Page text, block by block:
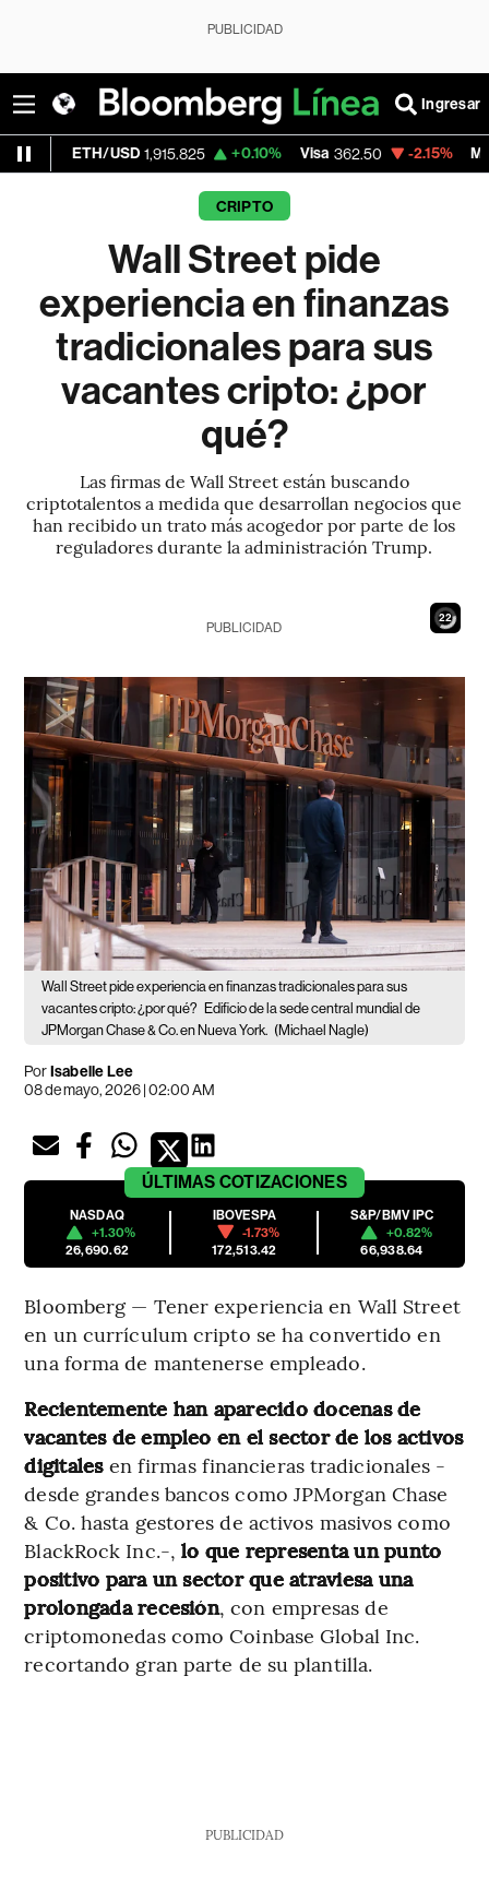
PUBLICIDAD
Ingresar
1,915.825 +0.10% Visa 362.50 -2.15% MercadoLibre
CRIPTO
Wall Street pide
experiencia en finanzas
tradicionales para sus
vacantes cripto: ¿por
qué?
Las firmas de Wall Street están buscando
criptotalentos a medida que desarrollan negocios que
han recibido un trato más acogedor por parte de los
reguladores durante la administración Trump.
20
PUBLICIDAD
Wall Street pide experiencia en finanzas tradicionales para sus
vacantes cripto: ¿por qué? Edificio de la sede central mundial de
JPMorgan Chase & Co. en Nueva York. (Michael Nagle)
PorIsabelle Lee
08 de mayo, 2026 | 02:00 AM
ÚLTIMAS COTIZACIONES
NASDAQ
+1.30%
26,690.62
IBOVESPA
-1.73%
172,513.42
S&P/BMV IPC
+0.82%
66,938.64
Bloomberg — Tener experiencia en Wall Street
en un currículum cripto se ha convertido en
una forma de mantenerse empleado.
Recientemente han aparecido docenas de
vacantes de empleo en el sector de los activos
digitales en firmas financieras tradicionales -
desde grandes bancos como JPMorgan Chase
& Co. hasta gestores de activos masivos como
BlackRock Inc.-,lo que representa un punto
positivo para un sector que atraviesa una
prolongada recesión, con empresas de
criptomonedas como Coinbase Global Inc.
recortando gran parte de su plantilla.
PUBLICIDAD